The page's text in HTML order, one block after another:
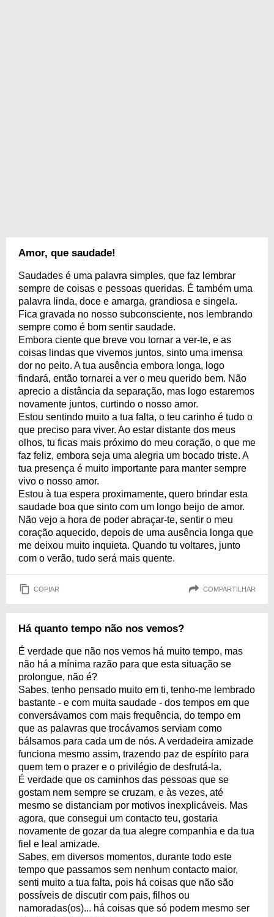
Amor, que saudade!
Saudades é uma palavra simples, que faz lembrar
sempre de coisas e pessoas queridas. É também uma
palavra linda, doce e amarga, grandiosa e singela.
Fica gravada no nosso subconsciente, nos lembrando
sempre como é bom sentir saudade.
Embora ciente que breve vou tornar a ver-te, e as
coisas lindas que vivemos juntos, sinto uma imensa
dor no peito. A tua ausência embora longa, logo
findará, então tornarei a ver o meu querido bem. Não
aprecio a distância da separação, mas logo estaremos
novamente juntos, curtindo o nosso amor.
Estou sentindo muito a tua falta, o teu carinho é tudo o
que preciso para viver. Ao estar distante dos meus
olhos, tu ficas mais próximo do meu coração, o que me
faz feliz, embora seja uma alegria um bocado triste. A
tua presença é muito importante para manter sempre
vivo o nosso amor.
Estou à tua espera proximamente, quero brindar esta
saudade boa que sinto com um longo beijo de amor.
Não vejo a hora de poder abraçar-te, sentir o meu
coração aquecido, depois de uma ausência longa que
me deixou muito inquieta. Quando tu voltares, junto
com o verão, tudo será mais quente.
COPIAR COMPARTILHAR
Há quanto tempo não nos vemos?
É verdade que não nos vemos há muito tempo, mas
não há a mínima razão para que esta situação se
prolongue, não é?
Sabes, tenho pensado muito em ti, tenho-me lembrado
bastante - e com muita saudade - dos tempos em que
conversávamos com mais frequência, do tempo em
que as palavras que trocávamos serviam como
bálsamos para cada um de nós. A verdadeira amizade
funciona mesmo assim, trazendo paz de espírito para
quem tem o prazer e o privilégio de desfrutá-la.
É verdade que os caminhos das pessoas que se
gostam nem sempre se cruzam, e às vezes, até
mesmo se distanciam por motivos inexplicáveis. Mas
agora, que consegui um contacto teu, gostaria
novamente de gozar da tua alegre companhia e da tua
fiel e leal amizade.
Sabes, em diversos momentos, durante todo este
tempo que passamos sem nenhum contacto maior,
senti muito a tua falta, pois há coisas que não são
possíveis de discutir com pais, filhos ou
namoradas(os)... há coisas que só podem mesmo ser